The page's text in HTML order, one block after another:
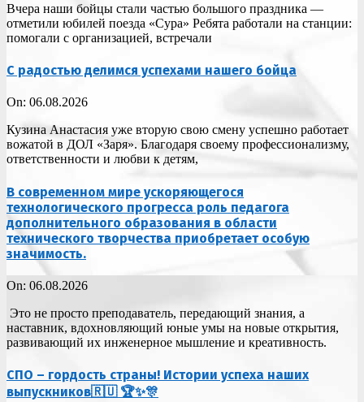
Вчера наши бойцы стали частью большого праздника —
отметили юбилей поезда «Сура» Ребята работали на станции:
помогали с организацией, встречали
С радостью делимся успехами нашего бойца
On: 06.08.2026
Кузина Анастасия уже вторую свою смену успешно работает
вожатой в ДОЛ «Заря». Благодаря своему профессионализму,
ответственности и любви к детям,
В современном мире ускоряющегося
технологического прогресса роль педагога
дополнительного образования в области
технического творчества приобретает особую
значимость.
On: 06.08.2026
Это не просто преподаватель, передающий знания, а
наставник, вдохновляющий юные умы на новые открытия,
развивающий их инженерное мышление и креативность.
СПО – гордость страны! Истории успеха наших
выпускников🇷🇺 🏆✨🎊